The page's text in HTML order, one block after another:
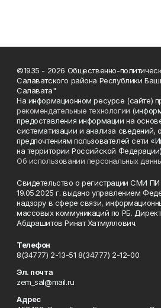
©1935 - 2026 Общественно-
Салаватского района Республики
Салавата"
На информационном ресурсе (сайте)
рекомендательные технологии
предоставления информации на
систематизации и анализа сведений,
предпочтениям пользователей сети
на территории Российской
Об использовании персональных
Свидетельство о регистрации СМИ
19.05.2025 г. выдано управлением
надзору в сфере связи,
массовых коммуникаций по РБ.
Абдрашитов Ринат Хатмуллович.
Телефон
8(34777) 2-13-51 8(34777) 2-12-00
Эл. почта
zem_sal@mail.ru
Адрес